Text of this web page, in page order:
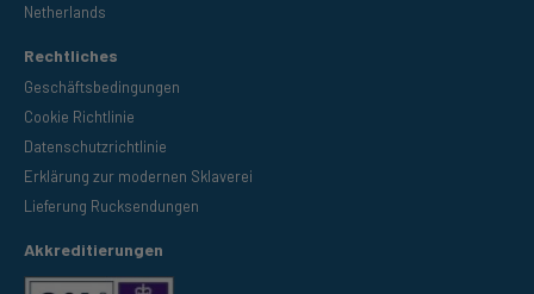
Netherlands
Rechtliches
Geschäftsbedingungen
Cookie Richtlinie
Datenschutzrichtlinie
Erklärung zur modernen Sklaverei
Lieferung Rucksendungen
Akkreditierungen